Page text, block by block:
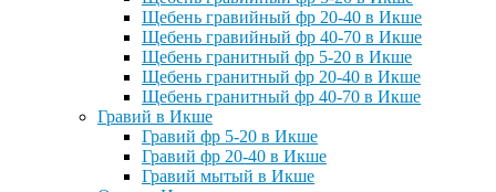
Щебень гравийный фр 20-40 в Икше
Щебень гравийный фр 40-70 в Икше
Щебень гранитный фр 5-20 в Икше
Щебень гранитный фр 20-40 в Икше
Щебень гранитный фр 40-70 в Икше
Гравий в Икше
Гравий фр 5-20 в Икше
Гравий фр 20-40 в Икше
Гравий мытый в Икше